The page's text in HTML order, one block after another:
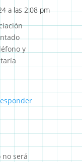
a las 2:08 pm
y
será